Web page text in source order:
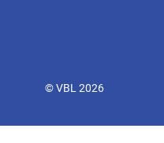
© VBL 2026